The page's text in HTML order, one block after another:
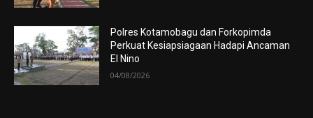
Polres Kotamobagu dan Forkopimda
Perkuat Kesiapsiagaan Hadapi Ancaman
El Nino
04/08/2026